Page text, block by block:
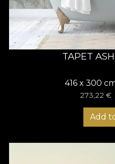
TAPET
416 x 300
273,22 €
Add